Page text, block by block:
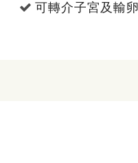
可轉介子宮及輸